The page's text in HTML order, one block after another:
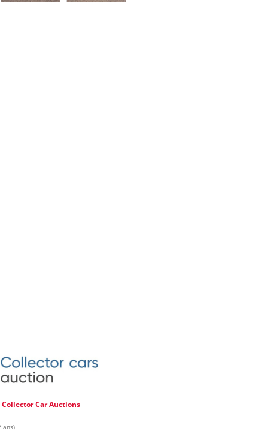
Collector Car Auctions
ans)